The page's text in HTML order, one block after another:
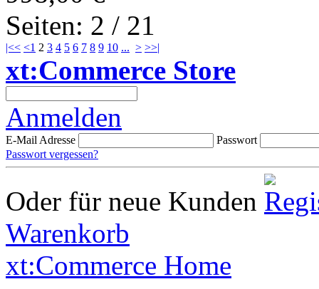
Seiten: 2 / 21
|<< <1 2 3 4 5 6 7 8 9 10 ... > >>|
xt:Commerce Store
Anmelden
E-Mail Adresse
Passwort
Passwort vergessen?
Oder für neue Kunden
Warenkorb
xt:Commerce Home